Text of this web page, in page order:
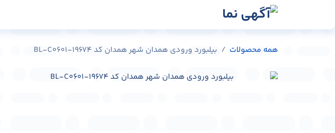
همه محصولات بیلبورد ورودی همدان شهر همدان کد BL-C0601-19674